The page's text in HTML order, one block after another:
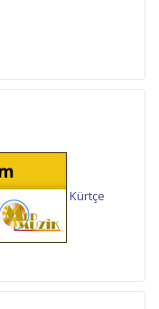
Kürtçe